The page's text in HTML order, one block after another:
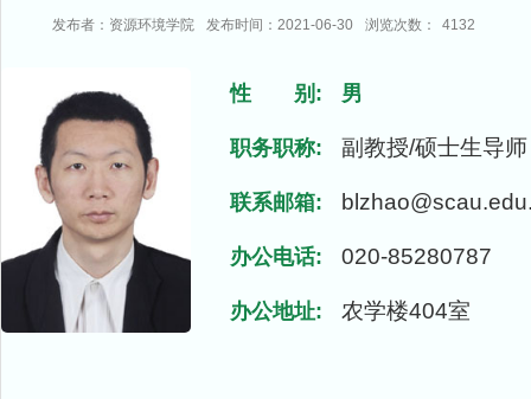
发布者：资源环境学院 发布时间：2021-06-30 浏览次数： 4132
性 别: 男
职务职称: 副教授/硕士生导师
联系邮箱:
办公电话: 020-85280787
办公地址: 农学楼404室